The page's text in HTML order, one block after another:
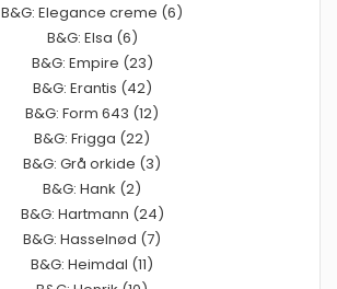
B&G: Elegance creme (6)
B&G: Elsa (6)
B&G: Empire (23)
B&G: Erantis (42)
B&G: Form 643 (12)
B&G: Frigga (22)
B&G: Grå orkide (3)
B&G: Hank (2)
B&G: Hartmann (24)
B&G: Hasselnød (7)
B&G: Heimdal (11)